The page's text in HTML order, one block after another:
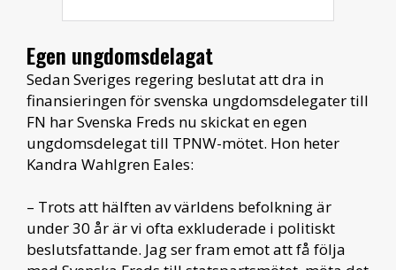
Egen ungdomsdelagat
Sedan Sveriges regering beslutat att dra in
finansieringen för svenska ungdomsdelegater till
FN har Svenska Freds nu skickat en egen
ungdomsdelegat till TPNW-mötet. Hon heter
Kandra Wahlgren Eales:
– Trots att hälften av världens befolkning är
under 30 år är vi ofta exkluderade i politiskt
beslutsfattande. Jag ser fram emot att få följa